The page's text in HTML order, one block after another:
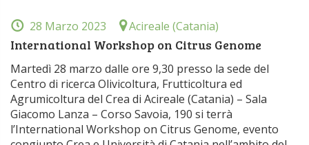
28 Marzo 2023 Acireale (Catania)
International Workshop on Citrus Genome
Martedì 28 marzo dalle ore 9,30 presso la sede del
Centro di ricerca Olivicoltura, Frutticoltura ed
Agrumicoltura del Crea di Acireale (Catania) – Sala
Giacomo Lanza – Corso Savoia, 190 si terrà
l’International Workshop on Citrus Genome, evento